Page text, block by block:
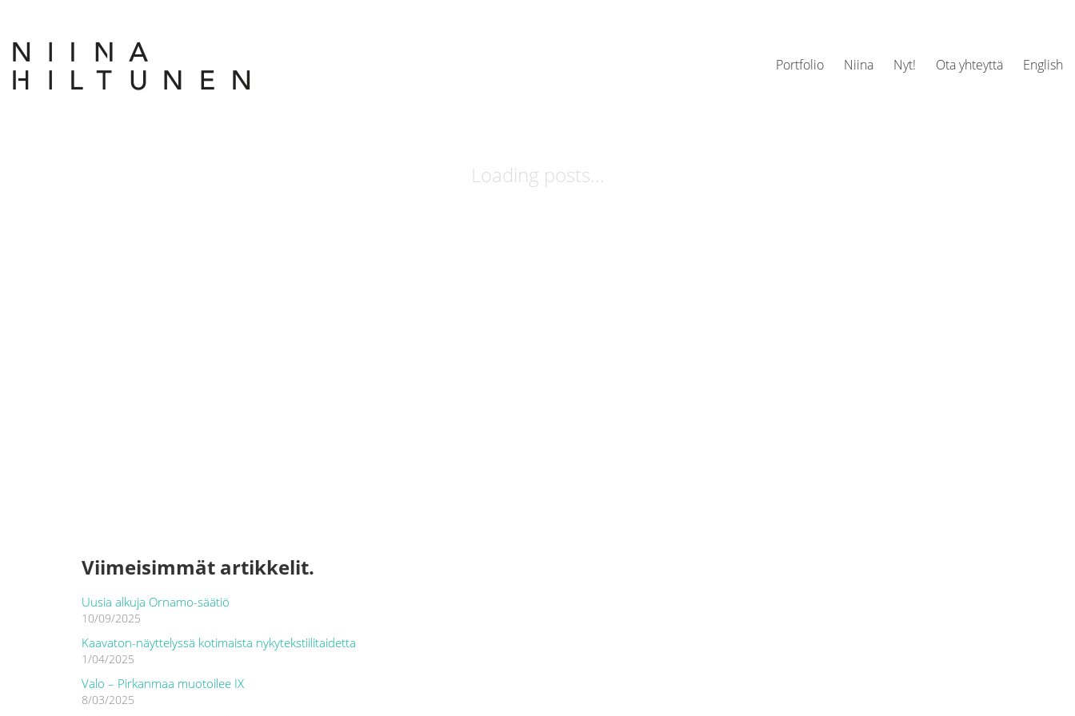
Portfolio Niina Nyt! Ota yhteyttä English
Loading posts...
Viimeisimmät artikkelit.
Uusia alkuja Ornamo-säätiö
10/09/2025
Kaavaton-näyttelyssä kotimaista nykytekstiilitaidetta
1/04/2025
Valo – Pirkanmaa muotoilee IX
8/03/2025